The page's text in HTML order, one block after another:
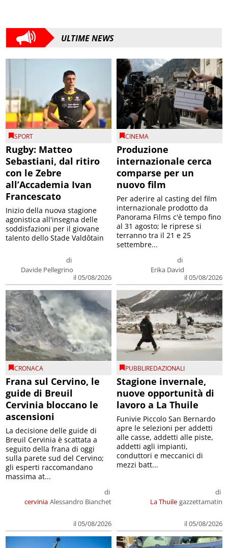
ULTIME NEWS
SPORT
Rugby: Matteo
Sebastiani, dal ritiro
con le Zebre
all’Accademia Ivan
Francescato
di
Davide Pellegrino
il 05/08/2026
Inizio della nuova stagione
agonistica all'insegna delle
soddisfazioni per il giovane
talento dello Stade Valdôtain
CINEMA
Produzione
internazionale cerca
comparse per un
nuovo film
di
Erika David
il 05/08/2026
Per aderire al casting del film
internazionale prodotto da
Panorama Films c'è tempo fino
al 31 agosto; le riprese si
terranno tra il 21 e 25
settembre...
CRONACA
Frana sul Cervino, le
guide di Breuil
Cervinia bloccano le
ascensioni
cervinia
di
Alessandro Bianchet
il 05/08/2026
La decisione delle guide di
Breuil Cervinia è scattata a
seguito della frana di oggi
sulla parete sud del Cervino;
gli esperti raccomandano
massima at...
PUBBLIREDAZIONALI
Stagione invernale,
nuove opportunità di
lavoro a La Thuile
La Thuile
di
gazzettamatin
il 05/08/2026
Funivie Piccolo San Bernardo
apre le selezioni per addetti
alle casse, addetti alle piste,
addetti agli impianti,
conduttori e meccanici di
mezzi batt...